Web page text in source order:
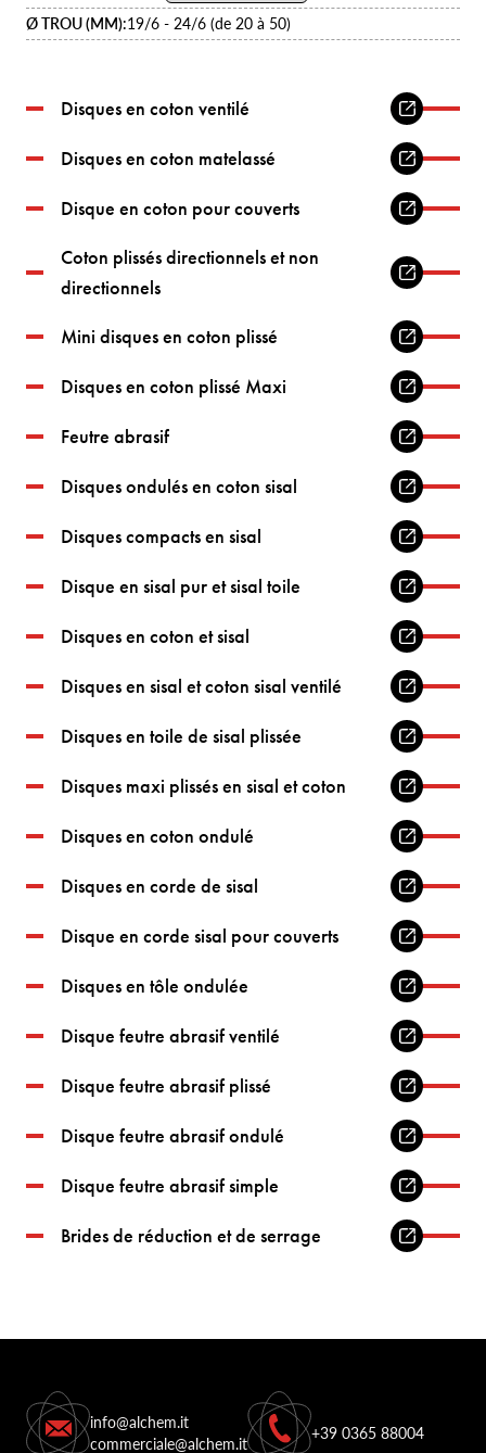
Ø TROU (MM):19/6 - 24/6 (de 20 à 50)
Disques en coton ventilé
Disques en coton matelassé
Disque en coton pour couverts
Coton plissés directionnels et non
directionnels
Mini disques en coton plissé
Disques en coton plissé Maxi
Feutre abrasif
Disques ondulés en coton sisal
Disques compacts en sisal
Disque en sisal pur et sisal toile
Disques en coton et sisal
Disques en sisal et coton sisal ventilé
Disques en toile de sisal plissée
Disques maxi plissés en sisal et coton
Disques en coton ondulé
Disques en corde de sisal
Disque en corde sisal pour couverts
Disques en tôle ondulée
Disque feutre abrasif ventilé
Disque feutre abrasif plissé
Disque feutre abrasif ondulé
Disque feutre abrasif simple
Brides de réduction et de serrage
info@alchem.it
commerciale@alchem.it
+39 0365 88004